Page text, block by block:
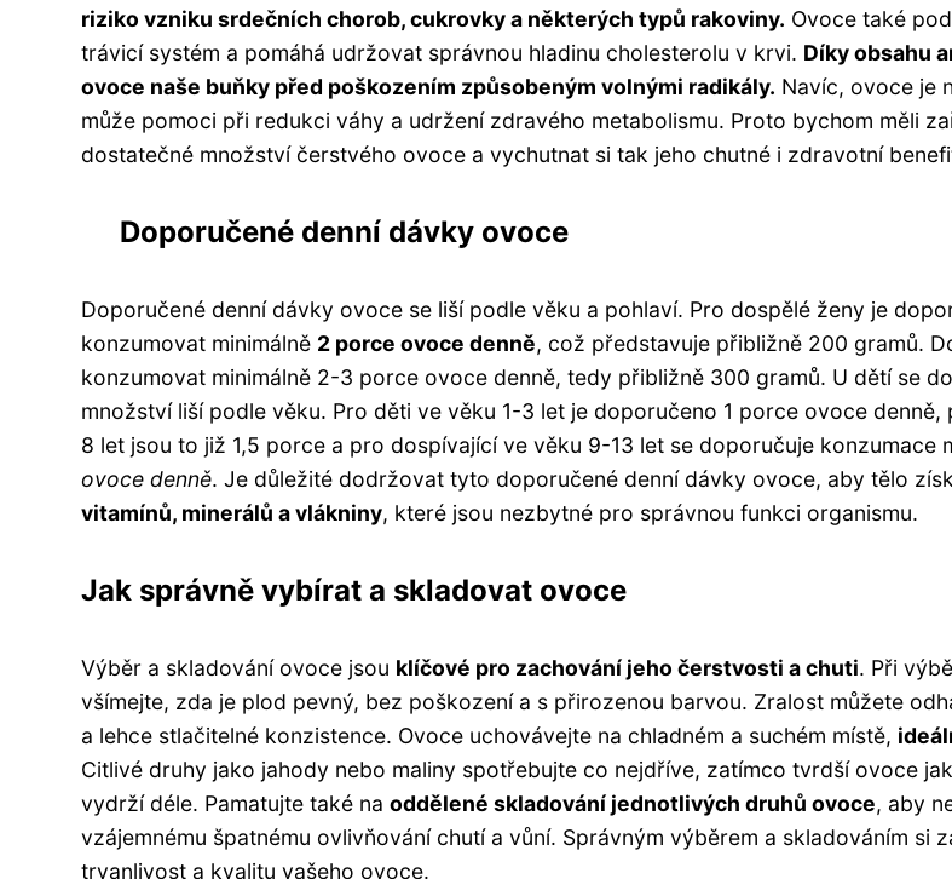
riziko vzniku srdečních chorob, cukrovky a některých typů rakoviny. Ovoce také
trávicí systém a pomáhá udržovat správnou hladinu cholesterolu v krvi. Díky obsahu
ovoce naše buňky před poškozením způsobeným volnými radikály. Navíc, ovoce je
může pomoci při redukci váhy a udržení zdravého metabolismu. Proto bychom měli
dostatečné množství čerstvého ovoce a vychutnat si tak jeho chutné i zdravotní
Doporučené denní dávky ovoce
Doporučené denní dávky ovoce se liší podle věku a pohlaví. Pro dospělé ženy je
konzumovat minimálně 2 porce ovoce denně, což představuje přibližně 200 gramů.
konzumovat minimálně 2-3 porce ovoce denně, tedy přibližně 300 gramů. U dětí se
množství liší podle věku. Pro děti ve věku 1-3 let je doporučeno 1 porce ovoce
8 let jsou to již 1,5 porce a pro dospívající ve věku 9-13 let se doporučuje konzumace
ovoce denně. Je důležité dodržovat tyto doporučené denní dávky ovoce, aby tělo
vitamínů, minerálů a vlákniny, které jsou nezbytné pro správnou funkci organismu.
Jak správně vybírat a skladovat ovoce
Výběr a skladování ovoce jsou klíčové pro zachování jeho čerstvosti a chuti. Při
všímejte, zda je plod pevný, bez poškození a s přirozenou barvou. Zralost můžete
a lehce stlačitelné konzistence. Ovoce uchovávejte na chladném a suchém místě,
Citlivé druhy jako jahody nebo maliny spotřebujte co nejdříve, zatímco tvrdší ovoce
vydrží déle. Pamatujte také na oddělené skladování jednotlivých druhů ovoce, aby
vzájemnému špatnému ovlivňování chutí a vůní. Správným výběrem a skladováním si
trvanlivost a kvalitu vašeho ovoce.